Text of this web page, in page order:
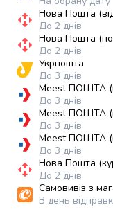
Сухі
Їжа
та
Все
для
Нова Пошта
До 2 днів
Нова Пошта
До 2 днів
Укрпошта
До 3 днів
Meest ПОШТА
До 3 днів
Meest ПОШТА
До 3 днів
Meest ПОШТА
До 3 днів
Нова Пошта
До 2 днів
Самовивіз з
В день